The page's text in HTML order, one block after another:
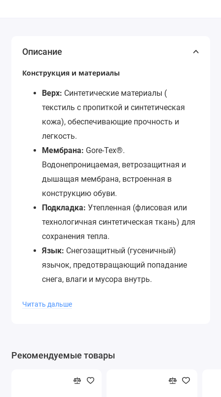
Описание
Конструкция и материалы
Верх: Синтетические материалы (
текстиль с пропиткой и синтетическая
кожа), обеспечивающие прочность и
легкость.
Мембрана: Gore-Tex®.
Водонепроницаемая, ветрозащитная и
дышащая мембрана, встроенная в
конструкцию обуви.
Подкладка: Утепленная (флисовая или
технологичная синтетическая ткань) для
сохранения тепла.
Язык: Снегозащитный (гусеничный)
язычок, предотвращающий попадание
снега, влаги и мусора внутрь.
обеспечивающая надежную фиксацию
Читать дальше
Рекомендуемые товары